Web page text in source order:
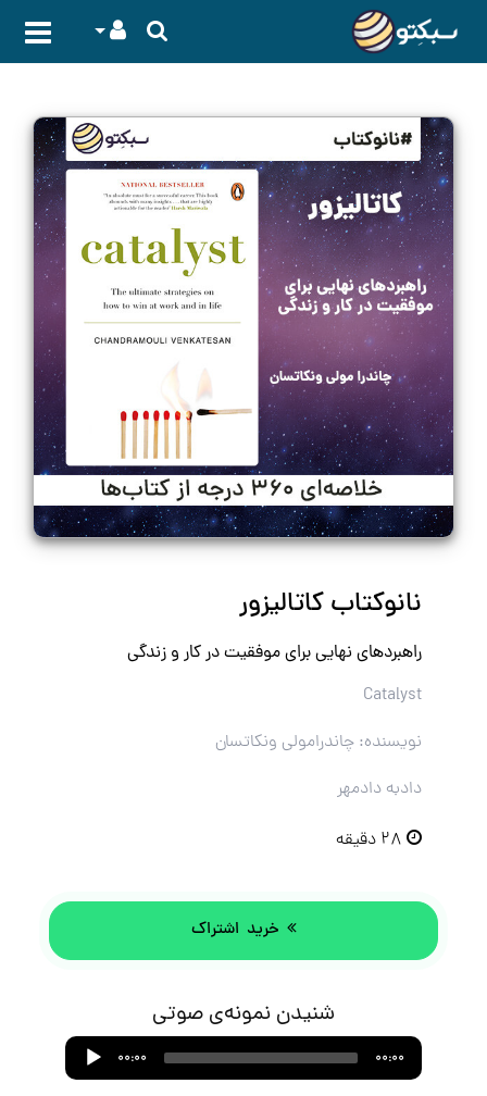
نانوکتاب کاتالیزور
راهبردهای نهایی برای موفقیت در کار و زندگی
Catalyst
نویسنده: چاندرامولی ونکاتسان
دادبه دادمهر
خرید اشتراک
شنیدن نمونه‌ی صوتی
Audio
Player
00:00 00:00